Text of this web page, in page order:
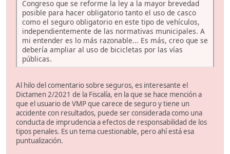
Congreso que se reforme la ley a la mayor brevedad
posible para hacer obligatorio tanto el uso de casco
como el seguro obligatorio en este tipo de vehículos,
independientemente de las normativas municipales. A
mi entender es lo más razonable... Es más, creo que se
debería ampliar al uso de bicicletas por las vías
públicas.
Al hilo del comentario sobre seguros, es interesante el
Dictamen 2/2021 de la Fiscalía, en la que se hace mención a
que el usuario de VMP que carece de seguro y tiene un
accidente con resultados, puede ser considerada como una
conducta de imprudencia a efectos de responsabilidad de los
tipos penales. Es un tema cuestionable, pero ahí está esa
puntualización.